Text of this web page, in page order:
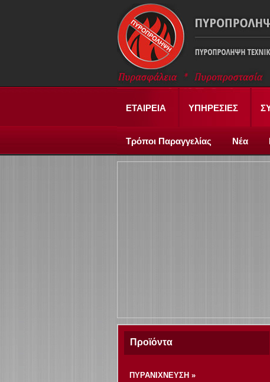
ΕΤΑΙΡΕΙΑ ΥΠΗΡΕΣΙΕΣ
Τρόποι Παραγγελίας Νέα
Προϊόντα
ΠΥΡΑΝΙΧΝΕΥΣΗ »